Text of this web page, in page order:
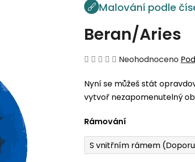
Malování podle
Beran/Aries
Průměrné
produktu
je
z
5
hvězdiček.
Neohodnoceno
Nyní se můžeš stát
vytvoř nezapomenutelný
Rámování
S vnitřním rámem